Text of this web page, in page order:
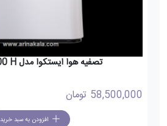
تصفیه هوا ایستکوا مدل TM TW400 H
58,500,000 تومان
افزودن به سبد خرید